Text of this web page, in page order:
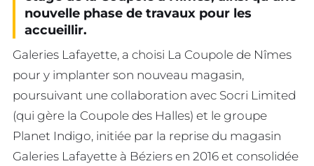
nouvelle phase de travaux pour les
accueillir.
Galeries Lafayette, a choisi La Coupole de Nîmes
pour y implanter son nouveau magasin,
poursuivant une collaboration avec Socri Limited
(qui gère la Coupole des Halles) et le groupe
Planet Indigo, initiée par la reprise du magasin
Galeries Lafayette à Béziers en 2016 et consolidée